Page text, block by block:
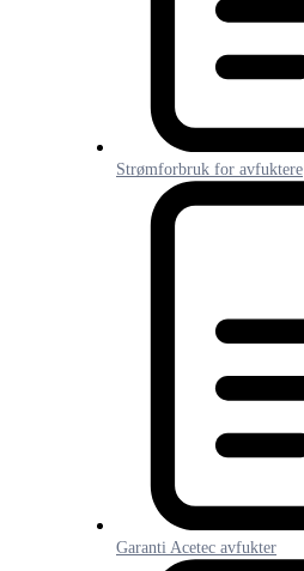
Strømforbruk for avfuktere
Garanti Acetec avfukter